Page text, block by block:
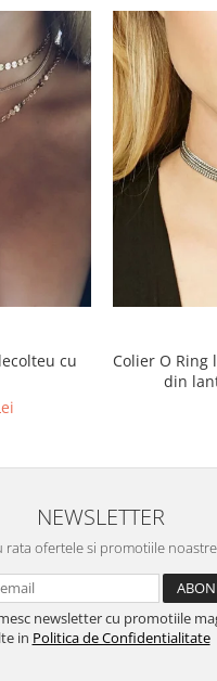
cu
Colier O Ring
din
NEWSLETTER
rata ofertele si promotiile noastre
newsletter cu promotiile
in Politica de Confidentialitate